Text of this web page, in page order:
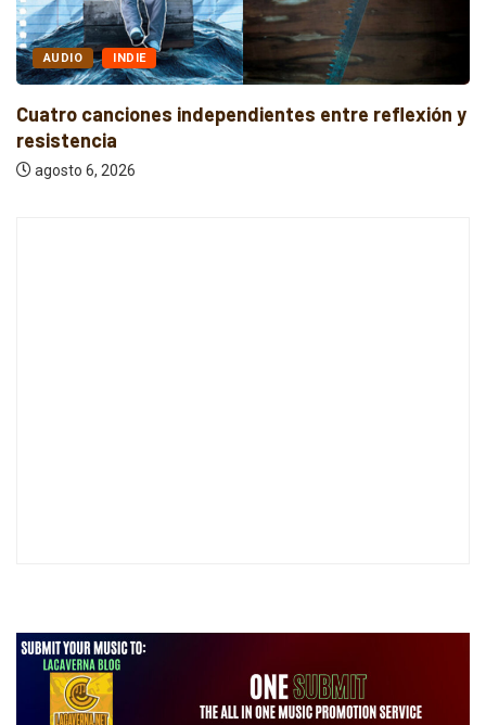
AUDIO INDIE
Cuatro canciones independientes entre reflexión y
resistencia
agosto 6, 2026